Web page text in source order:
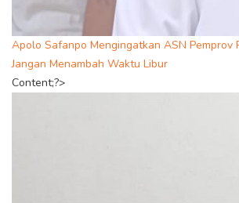
Apolo Safanpo Mengingatkan ASN Pemprov
Jangan Menambah Waktu Libur
Content;?>